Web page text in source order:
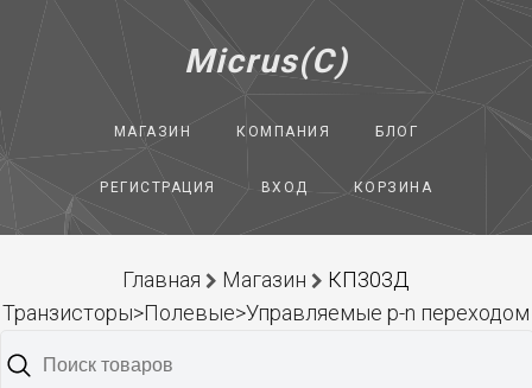
Micrus(C)
МАГАЗИН КОМПАНИЯ БЛОГ
РЕГИСТРАЦИЯ ВХОД КОРЗИНА
Главная Магазин
КП303Д
Транзисторы>Полевые>Управляемые p-n переходом